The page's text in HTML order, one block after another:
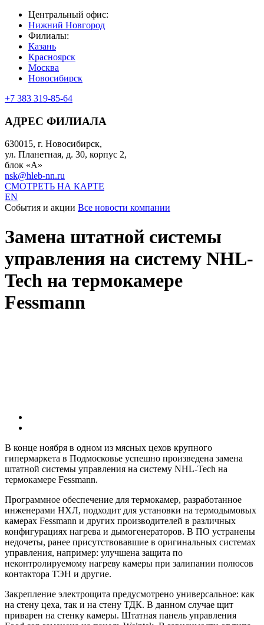
Центральный офис:
Нижний Новгород
Филиалы:
Казань
Красноярск
Москва
Новосибирск
+7 383 319-85-64
АДРЕС ФИЛИАЛА
630015, г. Новосибирск,
ул. Планетная, д. 30, корпус 2,
блок «А»
nsk@hleb-nn.ru
СМОТРЕТЬ НА КАРТЕ
EN
События и акции Все новости компании
Замена штатной системы
управления на систему NHL-
Tech на термокамере
Fessmann
В конце ноября в одном из мясных цехов крупного
гипермаркета в Подмосковье успешно произведена замена
штатной системы управления на систему NHL-Tech на
термокамере Fessmann.
Программное обеспечение для термокамер, разработанное
инженерами НХЛ, подходит для установки на термодымовых
камерах Fessmann и других производителей в различных
конфигурациях нагрева и дымогенераторов. В ПО устранены
недочеты, ранее присутствовавшие в оригинальных системах
управления, например: улучшена защита по
неконтролируемому нагреву камеры при залипании полюсов
контактора ТЭН и другие.
Закрепление электрощита предусмотрено универсальное: как
на стену цеха, так и на стену ТДК. В данном случае щит
приварен на стенку камеры. Штатная панель управления